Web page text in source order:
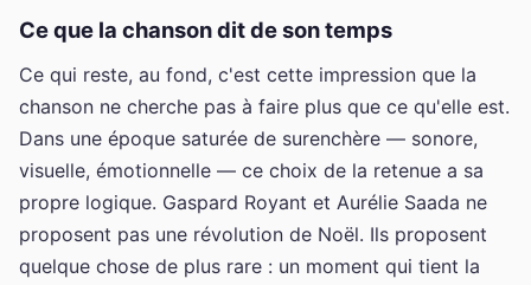
Ce que la chanson dit de son temps
Ce qui reste, au fond, c'est cette impression que la
chanson ne cherche pas à faire plus que ce qu'elle est.
Dans une époque saturée de surenchère — sonore,
visuelle, émotionnelle — ce choix de la retenue a sa
propre logique. Gaspard Royant et Aurélie Saada ne
proposent pas une révolution de Noël. Ils proposent
quelque chose de plus rare : un moment qui tient la